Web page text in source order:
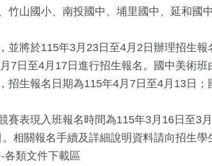
竹山國小、南投國中、埔里國中、延和國
並將於115年3月23日至4月2日辦理招生
7日至4月17日進行招生報名。國中美術班
招生報名日期為115年4月7日至4月13日；
賽表現入班報名時間為115年3月16日至3
相關報名手續及詳細說明資料請向招生學
各類文件下載區